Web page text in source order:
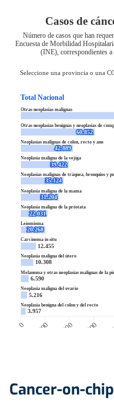
Cancer-on-chip